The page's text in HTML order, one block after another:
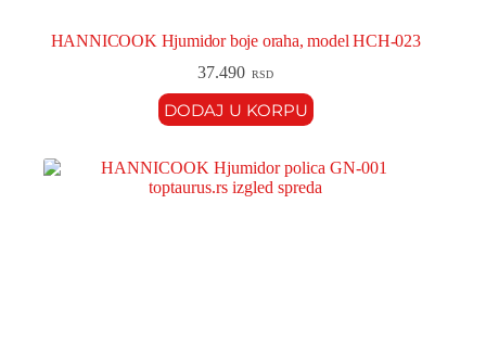
HANNICOOK Hjumidor boje oraha, model HCH-023
37.490 RSD
DODAJ U KORPU